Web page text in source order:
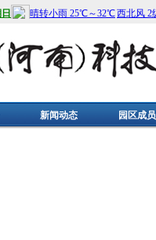
新闻动态 园区成员